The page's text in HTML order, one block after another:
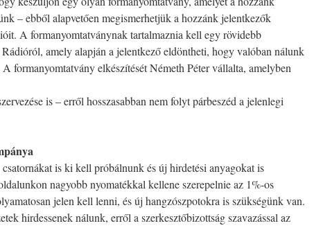
– ebből alapvetően megismerhetjük a hozzánk jelentkezők
A formanyomtatványnak tartalmaznia kell egy rövidebb
amely alapján a jelentkező eldöntheti, hogy valóban nálunk
formanyomtatvány elkészítését Németh Péter vállalta, amelyben
is – erről hosszasabban nem folyt párbeszéd a jelenlegi
is ki kell próbálnunk és új hirdetési anyagokat is
nagyobb nyomatékkal kellene szerepelnie az 1%-os
jelen kell lenni, és új hangzószpotokra is szükségünk van.
hirdessenek nálunk, erről a szerkesztőbizottság szavazással az